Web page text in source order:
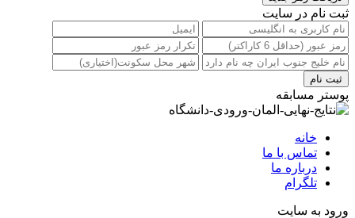
ثبت نام در سایت
پوستر مسابقه
خانه
تماس با ما
درباره ما
تلگرام
ورود به سایت